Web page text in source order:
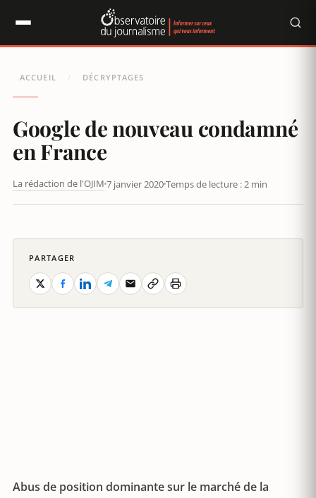
ACCUEIL / DÉCRYPTAGES
Google de nouveau condamné
en France
La rédaction de l'OJIM 7 janvier 2020Temps de lecture : 2 min
Abus de position dominante sur le marché de la
PARTAGER
Panneau de gestion des cookies